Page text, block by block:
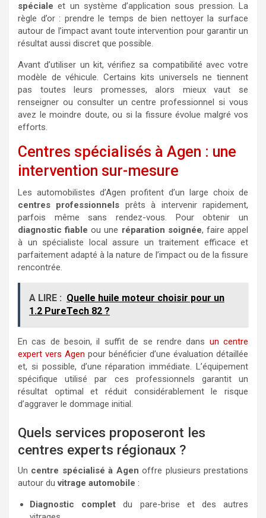
spéciale et un système d’application sous pression. La
règle d’or : prendre le temps de bien nettoyer la surface
autour de l’impact avant toute intervention pour garantir un
résultat aussi discret que possible.
Avant d’utiliser un kit, vérifiez sa compatibilité avec votre
modèle de véhicule. Certains kits universels ne tiennent
pas toutes leurs promesses, alors mieux vaut se
renseigner ou consulter un centre professionnel si vous
avez le moindre doute, ou si la fissure évolue malgré vos
efforts.
Centres spécialisés à Agen : une
intervention sur-mesure
Les automobilistes d’Agen profitent d’un large choix de
centres professionnels prêts à intervenir rapidement,
parfois même sans rendez-vous. Pour obtenir un
diagnostic fiable ou une réparation soignée, faire appel
à un spécialiste local assure un traitement efficace et
parfaitement adapté à la nature de l’impact ou de la fissure
rencontrée.
A LIRE : Quelle huile moteur choisir pour un
1.2 PureTech 82 ?
En cas de besoin, il suffit de se rendre dans un centre
expert vers Agen pour bénéficier d’une évaluation détaillée
et, si possible, d’une réparation immédiate. L’équipement
spécifique utilisé par ces professionnels garantit un
résultat optimal et réduit considérablement le risque
d’aggraver le dommage initial.
Quels services proposeront les
centres experts régionaux ?
Un centre spécialisé à Agen offre plusieurs prestations
autour duvitrage automobile :
Diagnostic complet du pare-brise et des autres